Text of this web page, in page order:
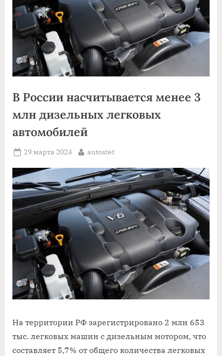
В России насчитывается менее 3
млн дизельных легковых
автомобилей
Posted
29 марта 2024 By
autostet
На территории РФ зарегистрировано 2 млн 653
тыс. легковых машин с дизельным мотором, что
составляет 5,7% от общего количества легковых